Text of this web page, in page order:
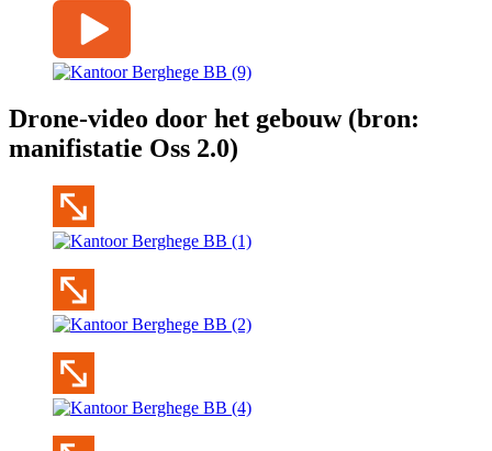
Drone-video door het gebouw (bron:
manifistatie Oss 2.0)